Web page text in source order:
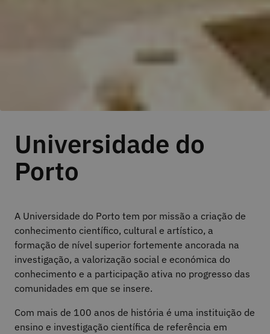
Universidade do
Porto
A Universidade do Porto tem por missão a criação de
conhecimento científico, cultural e artístico, a
formação de nível superior fortemente ancorada na
investigação, a valorização social e económica do
conhecimento e a participação ativa no progresso das
comunidades em que se insere.
Com mais de 100 anos de história é uma instituição de
ensino e investigação científica de referência em